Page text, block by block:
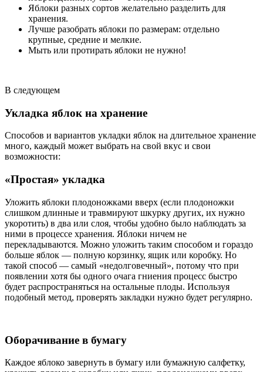
Яблоки разных сортов желательно разделить для
хранения.
Лучше разобрать яблоки по размерам: отдельно
крупные, средние и мелкие.
Мыть или протирать яблоки не нужно!
В следующем
Укладка яблок на хранение
Способов и вариантов укладки яблок на длительное хранение
много, каждый может выбрать на свой вкус и свои
возможности:
«Простая» укладка
Уложить яблоки плодоножками вверх (если плодоножки
слишком длинные и травмируют шкурку других, их нужно
укоротить) в два или слоя, чтобы удобно было наблюдать за
ними в процессе хранения. Яблоки ничем не
перекладываются. Можно уложить таким способом и гораздо
больше яблок — полную корзинку, ящик или коробку. Но
такой способ — самый «недолговечный», потому что при
появлении хотя бы одного очага гниения процесс быстро
будет распространяться на остальные плоды. Используя
подобный метод, проверять закладки нужно будет регулярно.
Оборачивание в бумагу
Каждое яблоко завернуть в бумагу или бумажную салфетку,